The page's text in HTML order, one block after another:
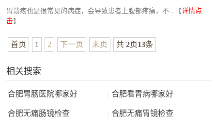
胃溃疡也是很常见的病症，会导致患者上腹部疼痛，不...【详情点
击】
首页 1 2 下一页 末页 共2页13条
相关搜索
合肥胃肠医院哪家好 | 合肥看胃病哪家好
合肥无痛肠镜检查 | 合肥无痛胃镜检查